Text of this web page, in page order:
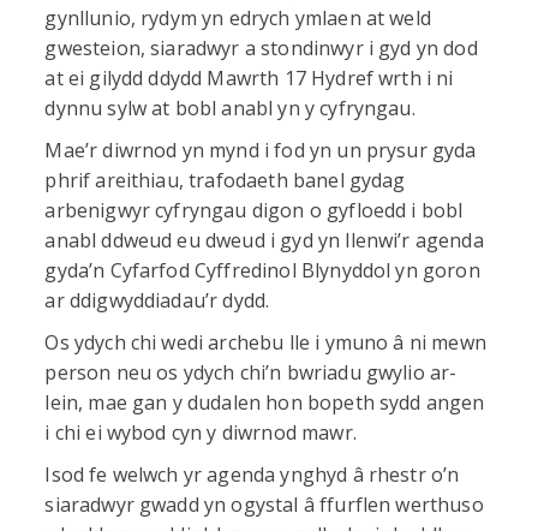
gynllunio, rydym yn edrych ymlaen at weld
gwesteion, siaradwyr a stondinwyr i gyd yn dod
at ei gilydd ddydd Mawrth 17 Hydref wrth i ni
dynnu sylw at bobl anabl yn y cyfryngau.
Mae’r diwrnod yn mynd i fod yn un prysur gyda
phrif areithiau, trafodaeth banel gydag
arbenigwyr cyfryngau digon o gyfloedd i bobl
anabl ddweud eu dweud i gyd yn llenwi’r agenda
gyda’n Cyfarfod Cyffredinol Blynyddol yn goron
ar ddigwyddiadau’r dydd.
Os ydych chi wedi archebu lle i ymuno â ni mewn
person neu os ydych chi’n bwriadu gwylio ar-
lein, mae gan y dudalen hon bopeth sydd angen
i chi ei wybod cyn y diwrnod mawr.
Isod fe welwch yr agenda ynghyd â rhestr o’n
siaradwyr gwadd yn ogystal â ffurflen werthuso